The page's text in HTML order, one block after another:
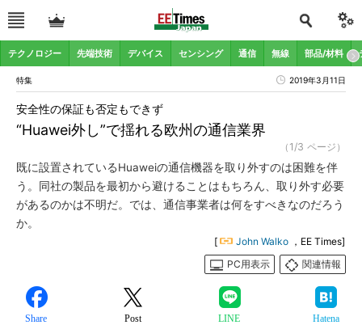
テクノロジー 先端技術 デバイス センシング 通信 無線 部品/材料
特集 2019年3月11日
“Huawei外し”で揺れる欧州の通信業界
安全性の保証も否定もできず
（1/3 ページ）
既に設置されているHuaweiの通信機器を取り外すのは困難を伴
う。同社の製品を最初から避けることはもちろん、取り外す必要
があるのかは不明だ。では、通信事業者は何をすべきなのだろう
か。
[ John Walko ，EE Times]
PC用表示
関連情報
Share Post LINE Hatena